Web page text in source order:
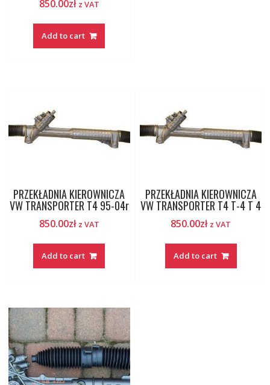
850.00zł z VAT
Add to cart
PRZEKŁADNIA KIEROWNICZA
VW TRANSPORTER T4 95-04r
850.00zł z VAT
Add to cart
PRZEKŁADNIA KIEROWNICZA
VW TRANSPORTER T4 T-4 T 4
850.00zł z VAT
Add to cart